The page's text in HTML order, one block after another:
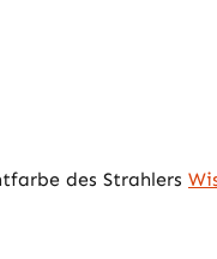
des Strahlers